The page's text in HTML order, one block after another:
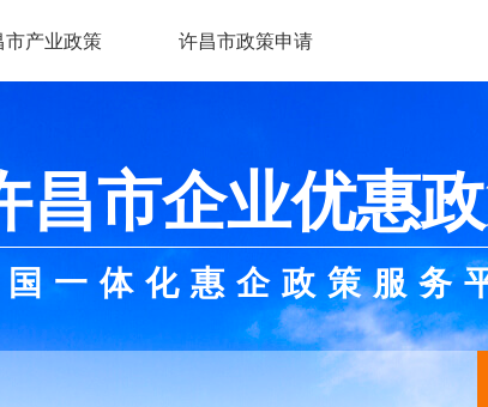
市产业政策 许昌市政策申请
昌市企业优惠
一体化惠企政策服务